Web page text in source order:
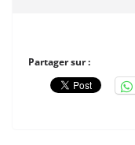
Partager sur :